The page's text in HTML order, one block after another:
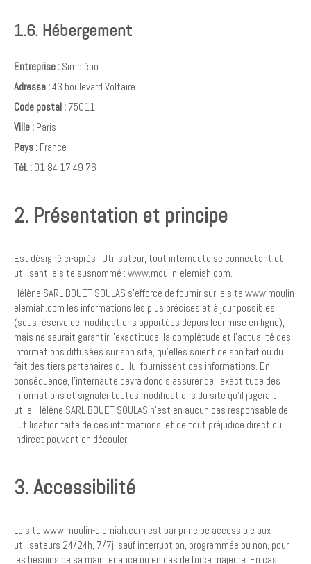
1.6. Hébergement
Entreprise : Simplébo
Adresse :43 boulevard Voltaire
Code postal : 75011
Ville : Paris
Pays : France
Tél. : 01 84 17 49 76
2. Présentation et principe
Est désigné ci-après : Utilisateur, tout internaute se connectant et
utilisant le site susnommé : www.moulin-elemiah.com.
Hélène SARL BOUET SOULAS s’efforce de fournir sur le site www.moulin-
elemiah.com les informations les plus précises et à jour possibles
(sous réserve de modifications apportées depuis leur mise en ligne),
mais ne saurait garantir l'exactitude, la complétude et l'actualité des
informations diffusées sur son site, qu’elles soient de son fait ou du
fait des tiers partenaires qui lui fournissent ces informations. En
conséquence, l'internaute devra donc s'assurer de l'exactitude des
informations et signaler toutes modifications du site qu'il jugerait
utile. Hélène SARL BOUET SOULAS n'est en aucun cas responsable de
l'utilisation faite de ces informations, et de tout préjudice direct ou
indirect pouvant en découler.
3. Accessibilité
Le site www.moulin-elemiah.com est par principe accessible aux
utilisateurs 24/24h, 7/7j, sauf interruption, programmée ou non, pour
les besoins de sa maintenance ou en cas de force majeure. En cas